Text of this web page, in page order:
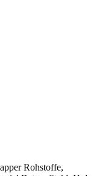
Rohstoffe,